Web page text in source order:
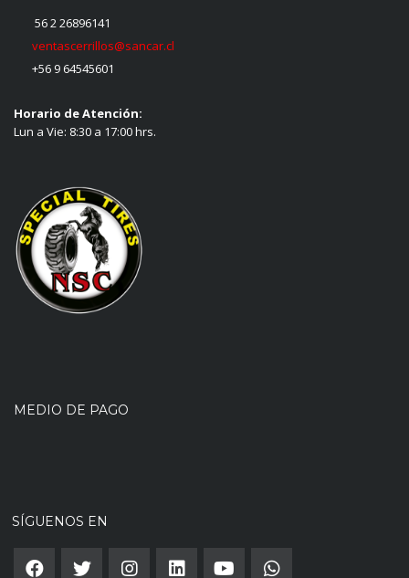
56 2 26896141
ventascerrillos@sancar.cl
+56 9 64545601
Horario de Atención:
Lun a Vie: 8:30 a 17:00 hrs.
MEDIO DE PAGO
SÍGUENOS EN